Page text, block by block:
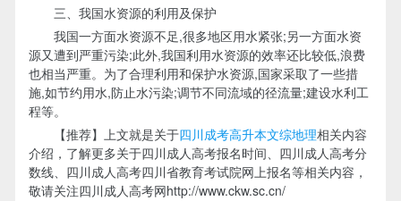
三、我国水资源的利用及保护
我国一方面水资源不足,很多地区用水紧张;另一方面水资
源又遭到严重污染;此外,我国利用水资源的效率还比较低,浪费
也相当严重。为了合理利用和保护水资源,国家采取了一些措
施,如节约用水,防止水污染;调节不同流域的径流量;建设水利工
程等。
【推荐】上文就是关于四川成考高升本文综地理相关内容
介绍，了解更多关于四川成人高考报名时间、四川成人高考分
数线、四川成人高考四川省教育考试院网上报名等相关内容，
敬请关注四川成人高考网http://www.ckw.sc.cn/